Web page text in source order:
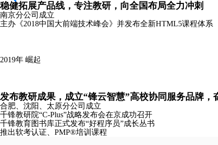
稳健拓展产品线，专注教研，向全国布局全力冲刺
南京分公司成立
主办《2018中国大前端技术峰会》并发布全新HTML5课程体系
2019年 崛起
发布教研成果，成立“锋云智慧”高校协同服务品牌，
合肥、沈阳、太原分公司成立
千锋教研院“C-Plus”战略发布会在京成功召开
千锋教育图书库正式发布“好程序员”成长丛书
推出软考认证、PMP®培训课程